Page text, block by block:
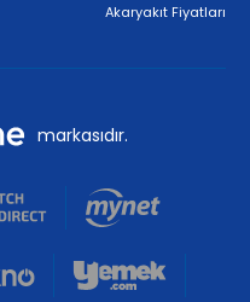
Akaryakıt Fiyatları
markasıdır.